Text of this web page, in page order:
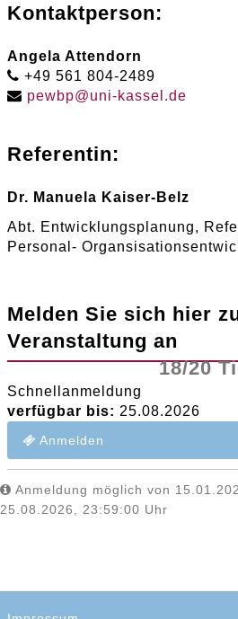
Kontaktperson:
Angela Attendorn
+49 561 804-2489
pewbp@uni-kassel .de
Referentin:
Dr. Manuela Kaiser-Belz
Abt. Entwicklungsplanung,
Personal-
Melden Sie sich hier
Veranstaltung an
18/20
Schnellanmeldung
verfügbar bis: 25.08.2026
Anmelden
Anmeldung möglich von
25.08.2026, 23:59:00 Uhr